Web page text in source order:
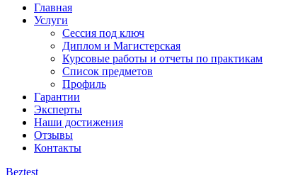
Главная
Услуги
Сессия под ключ
Диплом и Магистерская
Курсовые работы и отчеты по практикам
Список предметов
Профиль
Гарантии
Эксперты
Наши достижения
Отзывы
Контакты
Beztest